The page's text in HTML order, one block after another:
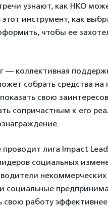
узнают, как НКО
этот инструмент, как
чтобы ее
— коллективная
собрать средства на
свою
сопричастным к его
лига Impact
социальных
некоммерческих
социальные
свою работу